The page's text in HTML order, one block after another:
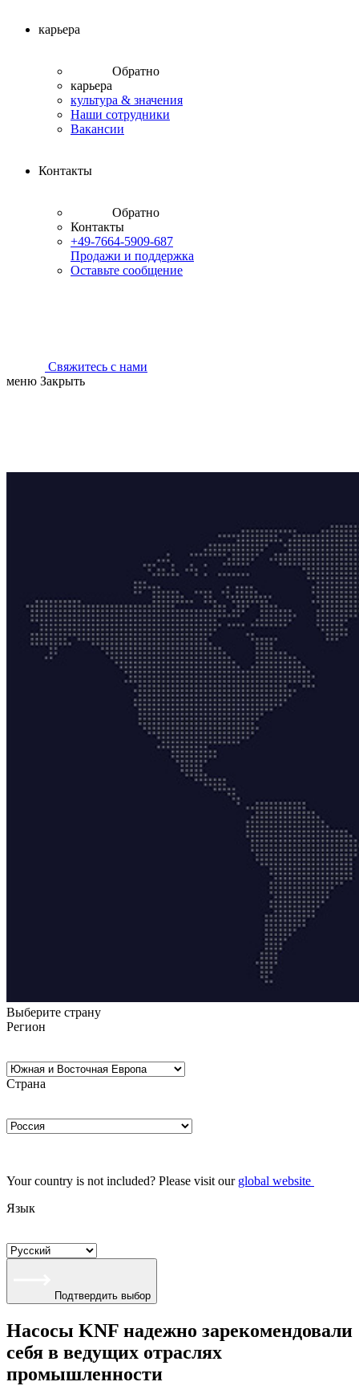
карьера
Обратно
карьера
культура & значения
Наши сотрудники
Вакансии
Контакты
Обратно
Контакты
+49-7664-5909-687
Продажи и поддержка
Оставьте сообщение
Свяжитесь с нами
меню Закрыть
Выберите страну
Регион
Страна
Your country is not included? Please visit our global website
Язык
Подтвердить выбор
Насосы KNF надежно зарекомендовали
себя в ведущих отраслях
промышленности